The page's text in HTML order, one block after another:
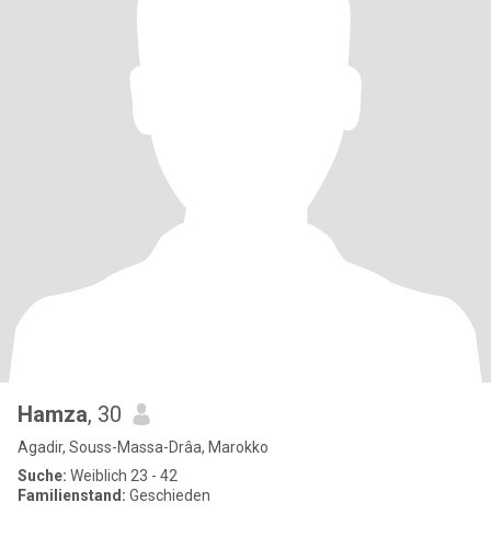
Hamza, 30
Agadir, Souss-Massa-Drâa, Marokko
Suche: Weiblich 23 - 42
Familienstand: Geschieden